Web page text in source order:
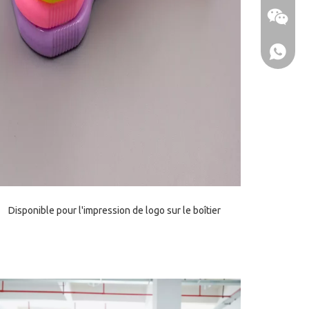
Disponible pour l'impression de logo sur le boîtier